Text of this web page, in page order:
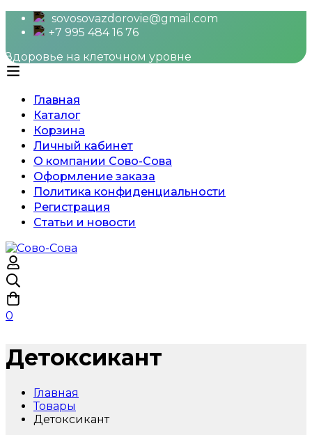
sovosovazdorovie@gmail.com
+7 995 484 16 76
Здоровье на клеточном уровне
Главная
Каталог
Корзина
Личный кабинет
О компании Сово-Сова
Оформление заказа
Политика конфиденциальности
Регистрация
Статьи и новости
0
Детоксикант
Главная
Товары
Детоксикант